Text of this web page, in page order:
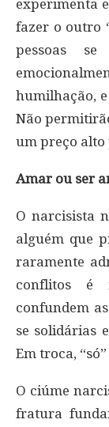
experimenta
fazer o outro
pessoas
humilhação,
Não
um preço alto
Amar ou ser
O narcisista
alguém que
raramente
conflitos é
confundem
se solidárias
Em troca,
O ciúme
fratura